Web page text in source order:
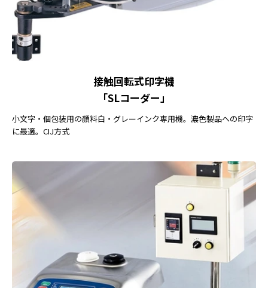
接触回転式印字機
「SLコーダー」
小文字・個包装用の顔料白・グレーインク専用機。濃色製品への印字
に最適。CIJ方式